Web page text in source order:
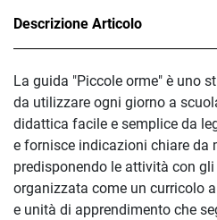
Descrizione Articolo
La guida "Piccole orme" è uno
da utilizzare ogni giorno a
didattica facile e semplice da
e fornisce indicazioni chiare da
predisponendo le attività con
organizzata come un curricolo
e unità di apprendimento che